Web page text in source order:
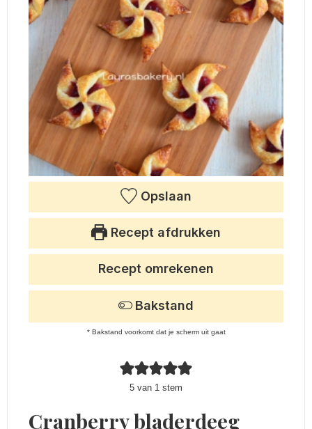
Opslaan
Recept afdrukken
5 van 1 stem
Recept omrekenen
Bakstand
* Bakstand voorkomt dat je scherm uit gaat
Cranberry bladerdeeg